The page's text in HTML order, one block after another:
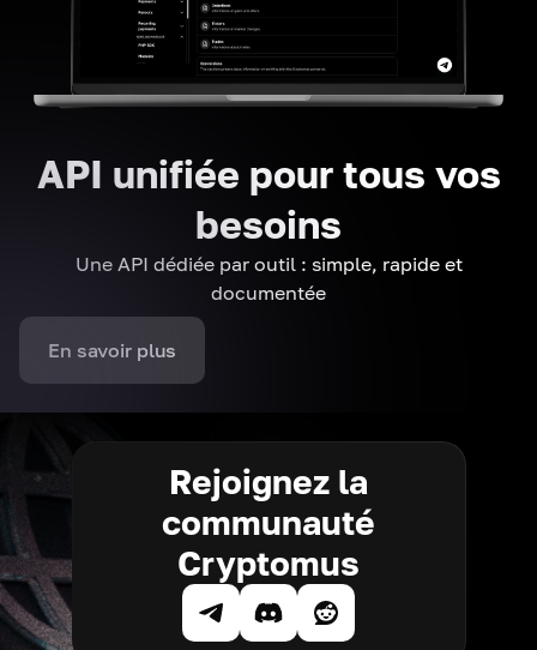
API unifiée pour tous vos
besoins
Une API dédiée par outil : simple, rapide et
documentée
En savoir plus
Rejoignez la
communauté
Cryptomus